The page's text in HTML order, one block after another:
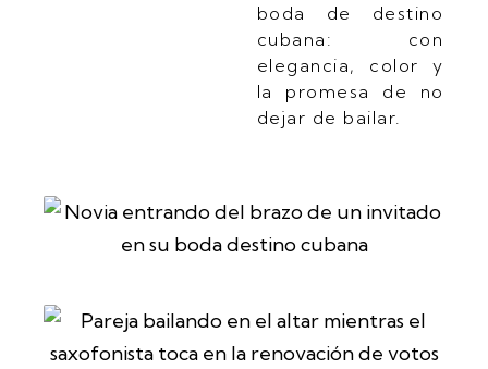
boda de destino
cubana: con
elegancia, color y
la promesa de no
dejar de bailar.